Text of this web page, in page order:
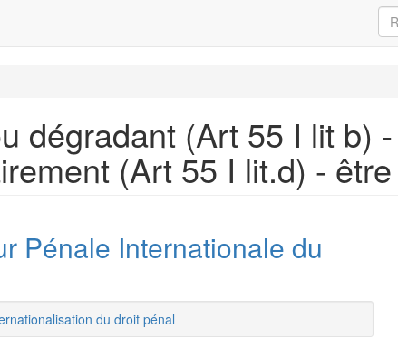
dégradant (Art 55 I lit b)
(Art 55 I lit.d) -
Pénale Internationale du
du droit pénal